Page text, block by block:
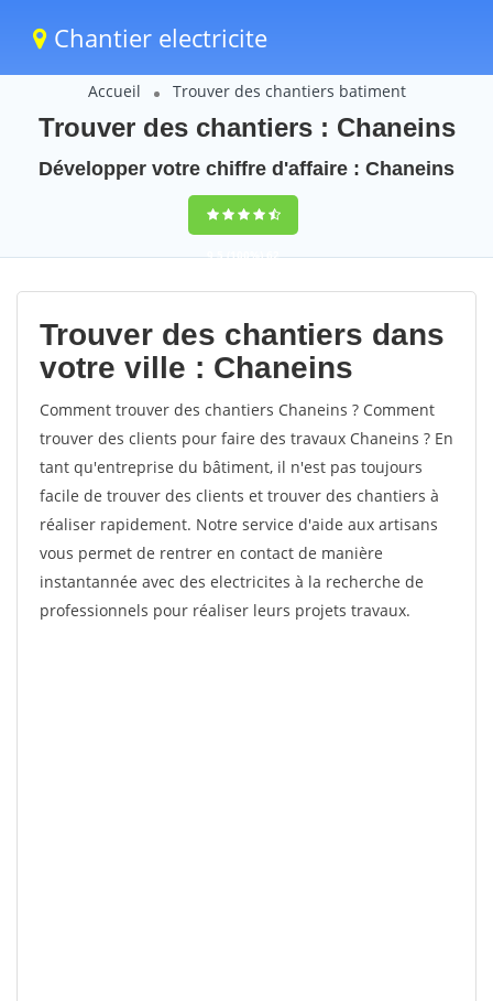
Chantier electricite
Accueil Trouver des chantiers batiment
Trouver des chantiers : Chaneins
Développer votre chiffre d'affaire : Chaneins
9,5(100%)62
votes
Trouver des chantiers dans
votre ville : Chaneins
Comment trouver des chantiers Chaneins ? Comment
trouver des clients pour faire des travaux Chaneins ? En
tant qu'entreprise du bâtiment, il n'est pas toujours
facile de trouver des clients et trouver des chantiers à
réaliser rapidement. Notre service d'aide aux artisans
vous permet de rentrer en contact de manière
instantannée avec des electricites à la recherche de
professionnels pour réaliser leurs projets travaux.